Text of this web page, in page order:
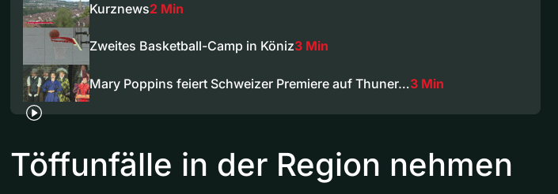
Kurznews2 Min
Zweites Basketball-Camp in Köniz3 Min
Mary Poppins feiert Schweizer Premiere auf Thuner…3 Min
Töffunfälle in der Region nehmen